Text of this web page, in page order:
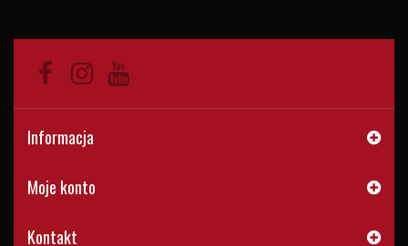
Informacja
Moje konto
Kontakt